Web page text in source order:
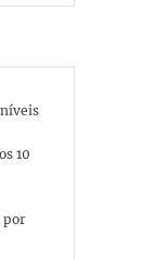
10
por